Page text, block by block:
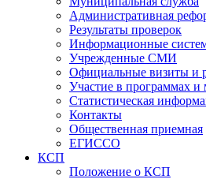
Административная
Результаты проверок
Информационные
Учрежденные СМИ
Официальные визиты и
Участие в программах и
Статистическая
Контакты
Общественная приемная
ЕГИССО
КСП
Положение о КСП